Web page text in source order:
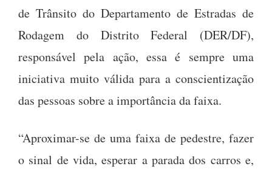
de Trânsito do Departamento de Estradas de
Rodagem do Distrito Federal (DER/DF),
responsável pela ação, essa é sempre uma
iniciativa muito válida para a conscientização
das pessoas sobre a importância da faixa.
“Aproximar-se de uma faixa de pedestre, fazer
o sinal de vida, esperar a parada dos carros e,